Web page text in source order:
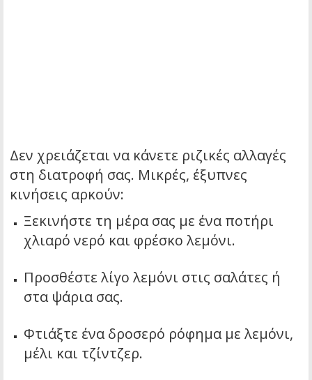
Δεν χρειάζεται να κάνετε ριζικές αλλαγές
στη διατροφή σας. Μικρές, έξυπνες
κινήσεις αρκούν:
Ξεκινήστε τη μέρα σας με ένα ποτήρι
χλιαρό νερό και φρέσκο λεμόνι.
Προσθέστε λίγο λεμόνι στις σαλάτες ή
στα ψάρια σας.
Φτιάξτε ένα δροσερό ρόφημα με λεμόνι,
μέλι και τζίντζερ.